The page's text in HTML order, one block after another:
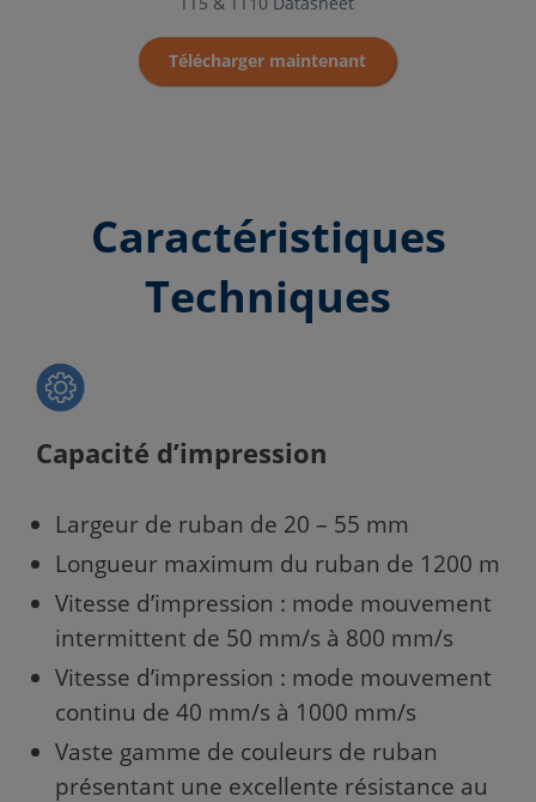
Télécharger maintenant
Caractéristiques
Techniques
Capacité d’impression
Largeur de ruban de 20 – 55 mm
Longueur maximum du ruban de 1200 m
Vitesse d’impression : mode mouvement
intermittent de 50 mm/s à 800 mm/s
Vitesse d’impression : mode mouvement
continu de 40 mm/s à 1000 mm/s
Vaste gamme de couleurs de ruban
présentant une excellente résistance au